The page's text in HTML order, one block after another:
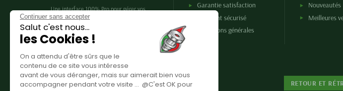
Continuer sans accepter
Salut c'est nous...
les Cookies !
On a attendu d'être sûrs que le
contenu de ce site vous intéresse
avant de vous déranger, mais sur aimerait bien vous
accompagner pendant votre visite ... @C'est OK pour
Une interface 100% Pro pour gérer vos
achats en outillage : réalisez vos devis,
achetez en ligne, profitez de tarifs
préférentiels.
Garantie satisfaction
Paiement sécurisé
Conditions générales
Nouveautés
Meilleures
RETOUR ET